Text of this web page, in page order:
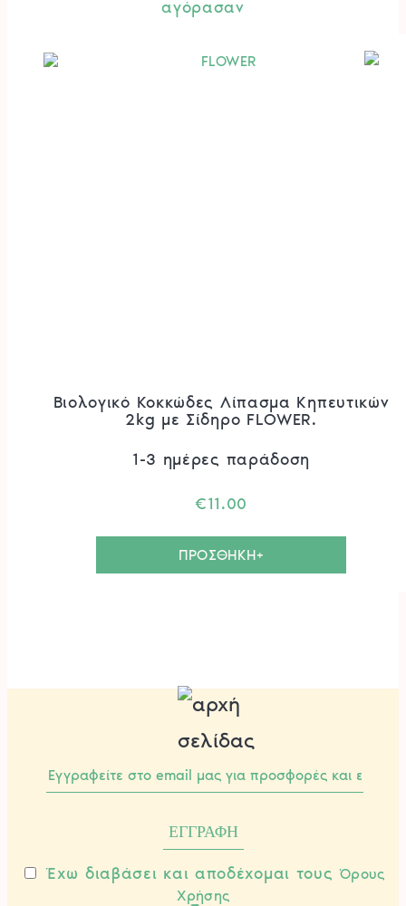
αγόρασαν
Βιολογικό Κοκκώδες Λίπασμα Κηπευτικών
2kg με Σίδηρο FLOWER.
1-3 ημέρες παράδοση
€11.00
ΠΡΟΣΘΗΚΗ+
Έχω διαβάσει και αποδέχομαι τουςΌρους
Χρήσης